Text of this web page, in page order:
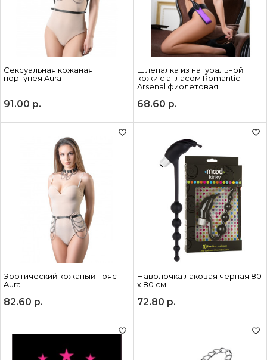
Сексуальная кожаная
портупея Aura
91.00 р.
Шлепалка из натуральной
кожи с атласом Romantic
Arsenal фиолетовая
68.60 р.
Эротический кожаный пояс
Aura
82.60 р.
Наволочка лаковая черная 80
х 80 см
72.80 р.